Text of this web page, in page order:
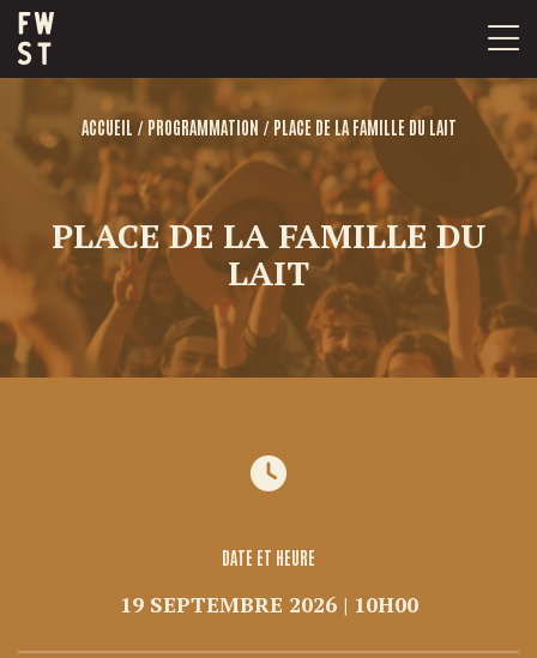
Passer
au
contenu
ACCUEIL / PROGRAMMATION / PLACE DE LA FAMILLE DU LAIT
PLACE DE LA FAMILLE DU
LAIT
DATE ET HEURE
19 SEPTEMBRE 2026 | 10H00